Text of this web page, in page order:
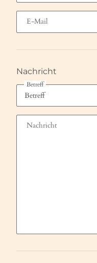
E-Mail
Nachricht
Betreff
Nachricht